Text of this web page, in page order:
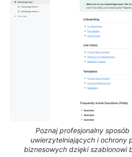
Poznaj profesjonalny
uwierzytelniających i ochrony
biznesowych dzięki szablonowi